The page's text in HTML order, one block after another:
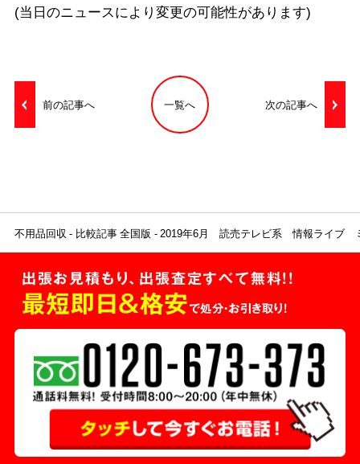
(当日のニュースにより変更の可能性があります)
前の記事へ 一覧へ 次の記事へ
不用品回収 比較記事 全国版 2019年6月 読売テレビ系 情報ライブ
出張お見積もり、出張査定すべて無料!!
最短即日＆格安で処分・お引き取り！